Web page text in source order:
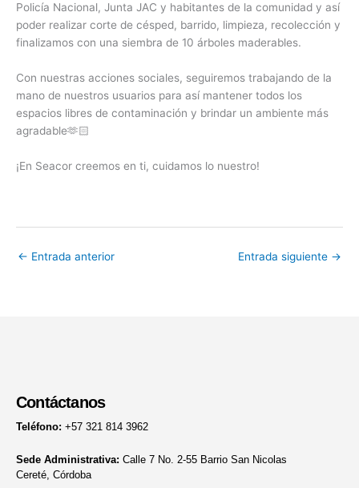
Policía Nacional, Junta JAC y habitantes de la comunidad y así
poder realizar corte de césped, barrido, limpieza, recolección y
finalizamos con una siembra de 10 árboles maderables.
Con nuestras acciones sociales, seguiremos trabajando de la
mano de nuestros usuarios para así mantener todos los
espacios libres de contaminación y brindar un ambiente más
agradable🫶🏻
¡En Seacor creemos en ti, cuidamos lo nuestro!
← Entrada anterior Entrada siguiente →
Contáctanos
Teléfono: +57 321 814 3962
Sede Administrativa: Calle 7 No. 2-55 Barrio San Nicolas
Cereté, Córdoba